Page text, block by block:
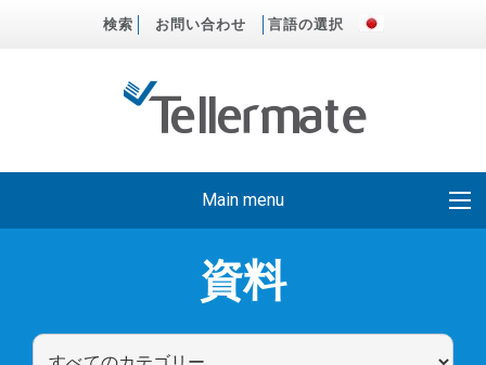
検索 お問い合わせ 言語の選択
Main menu
資料